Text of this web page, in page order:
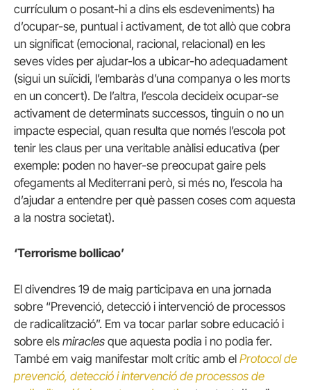
currículum o posant-hi a dins els esdeveniments) ha
d’ocupar-se, puntual i activament, de tot allò que cobra
un significat (emocional, racional, relacional) en les
seves vides per ajudar-los a ubicar-ho adequadament
(sigui un suïcidi, l’embaràs d’una companya o les morts
en un concert). De l’altra, l’escola decideix ocupar-se
activament de determinats successos, tinguin o no un
impacte especial, quan resulta que només l’escola pot
tenir les claus per una veritable anàlisi educativa (per
exemple: poden no haver-se preocupat gaire pels
ofegaments al Mediterrani però, si més no, l’escola ha
d’ajudar a entendre per què passen coses com aquesta
a la nostra societat).
‘Terrorisme bollicao’
El divendres 19 de maig participava en una jornada
sobre “Prevenció, detecció i intervenció de processos
de radicalització”. Em va tocar parlar sobre educació i
sobre els miracles que aquesta podia i no podia fer.
També em vaig manifestar molt crític amb el Protocol de
prevenció, detecció i intervenció de processos de